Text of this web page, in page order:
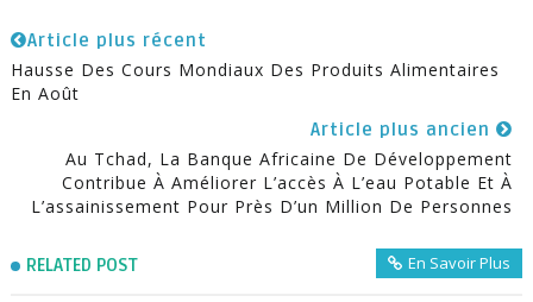
Article plus récent
Hausse Des Cours Mondiaux Des Produits Alimentaires
En Août
Article plus ancien
Au Tchad, La Banque Africaine De Développement
Contribue À Améliorer L’accès À L’eau Potable Et À
L’assainissement Pour Près D’un Million De Personnes
RELATED POST En Savoir Plus